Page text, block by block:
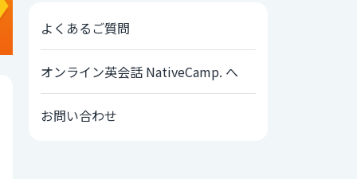
よくあるご質問
オンライン英会話 NativeCamp. へ
お問い合わせ